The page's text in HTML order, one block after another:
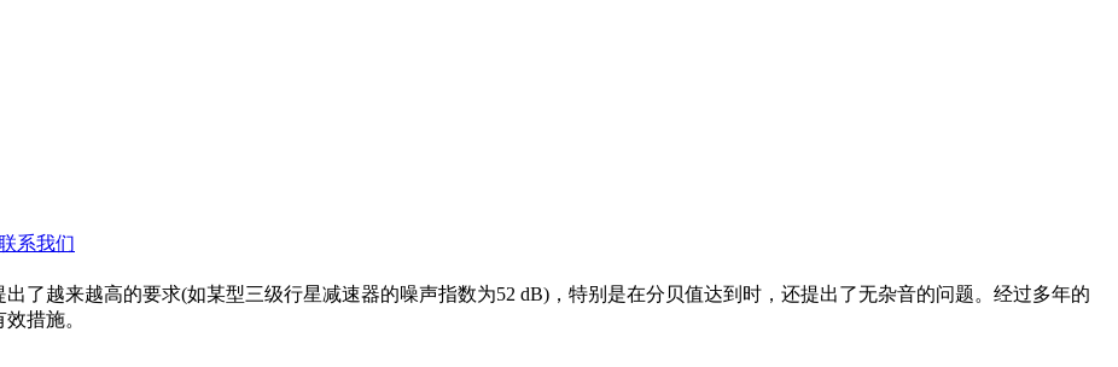
系我们
了越来越高的要求(如某型三级行星减速器的噪声指数为52 dB)，特别是在分贝值达到时，还提出了无杂音的问题。经过多年的
措施。